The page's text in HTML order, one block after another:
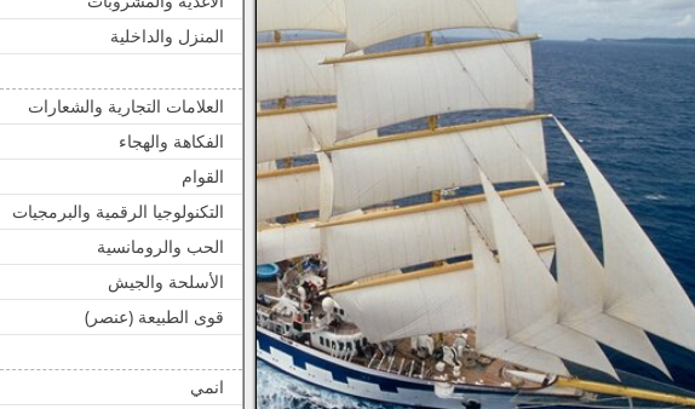
المنزل والداخلية
العلامات التجارية والشعارات
الفكاهة والهجاء
القوام
التكنولوجيا الرقمية والبرمجيات
الحب والرومانسية
الأسلحة والجيش
قوى الطبيعة (عنصر)
انمي